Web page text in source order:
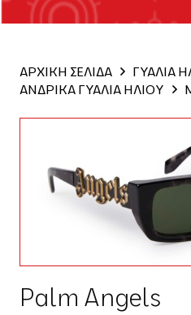
ΑΡΧΙΚΗ ΣΕΛΙΔΑ
ΓΥΑΛΙΑ
ΑΝΔΡΙΚΑ ΓΥΑΛΙΑ ΗΛΙΟΥ
Palm Angels